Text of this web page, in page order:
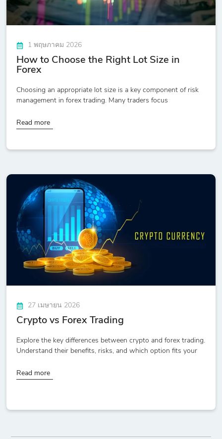
1 พฤษภาคม 2026
How to Choose the Right Lot Size in
Forex
Choosing an appropriate lot size is a key component of risk
management in forex trading. Many traders focus
Read more
27 เมษายน 2026
Crypto vs Forex Trading
Explore the key differences between crypto and forex trading.
Understand their benefits, risks, and which option fits your
Read more